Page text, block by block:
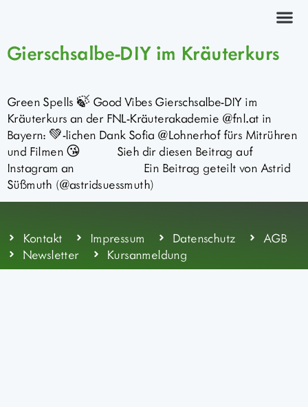
Gierschsalbe-DIY im Kräuterkurs
Green Spells 🍃 Good Vibes Gierschsalbe-DIY im
Kräuterkurs an der FNL-Kräuterakademie @fnl.at in
Bayern: 💚-lichen Dank Sofia @Lohnerhof fürs Mitrühren
und Filmen 😘 Sieh dir diesen Beitrag auf
Instagram an Ein Beitrag geteilt von Astrid
Süßmuth (@astridsuessmuth)
Kontakt Impressum Datenschutz
AGB
Newsletter
Kursanmeldung